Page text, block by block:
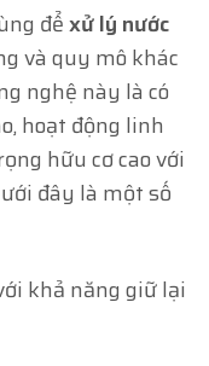
đểxử lý nước
và quy mô khác
nghệ này là có
hoạt động linh
hữu cơ cao với
đây là một số
khả năng giữ lại